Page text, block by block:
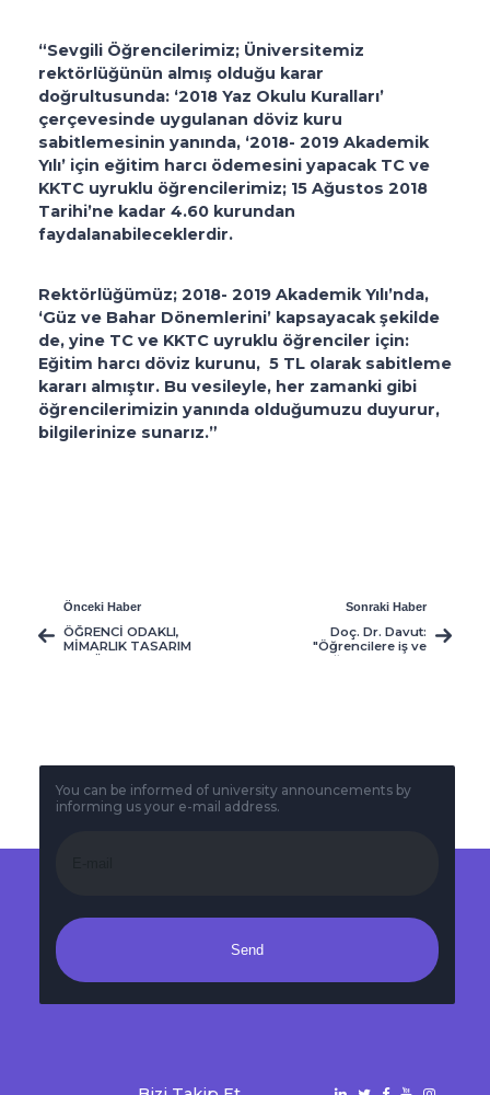
“Sevgili Öğrencilerimiz; Üniversitemiz
rektörlüğünün almış olduğu karar
doğrultusunda: ‘2018 Yaz Okulu Kuralları’
çerçevesinde uygulanan döviz kuru
sabitlemesinin yanında, ‘2018- 2019 Akademik
Yılı’ için eğitim harcı ödemesini yapacak TC ve
KKTC uyruklu öğrencilerimiz; 15 Ağustos 2018
Tarihi’ne kadar 4.60 kurundan
faydalanabileceklerdir.
Rektörlüğümüz; 2018- 2019 Akademik Yılı’nda,
‘Güz ve Bahar Dönemlerini’ kapsayacak şekilde
de, yine TC ve KKTC uyruklu öğrenciler için:
Eğitim harcı döviz kurunu, 5 TL olarak sabitleme
kararı almıştır. Bu vesileyle, her zamanki gibi
öğrencilerimizin yanında olduğumuzu duyurur,
bilgilerinize sunarız.”
Önceki Haber
ÖĞRENCİ ODAKLI,
MİMARLIK TASARIM
Sonraki Haber
Doç. Dr. Davut:
"Öğrencilere iş ve
eğitimini devam
You can be informed of university announcements by
informing us your e-mail address.
Send